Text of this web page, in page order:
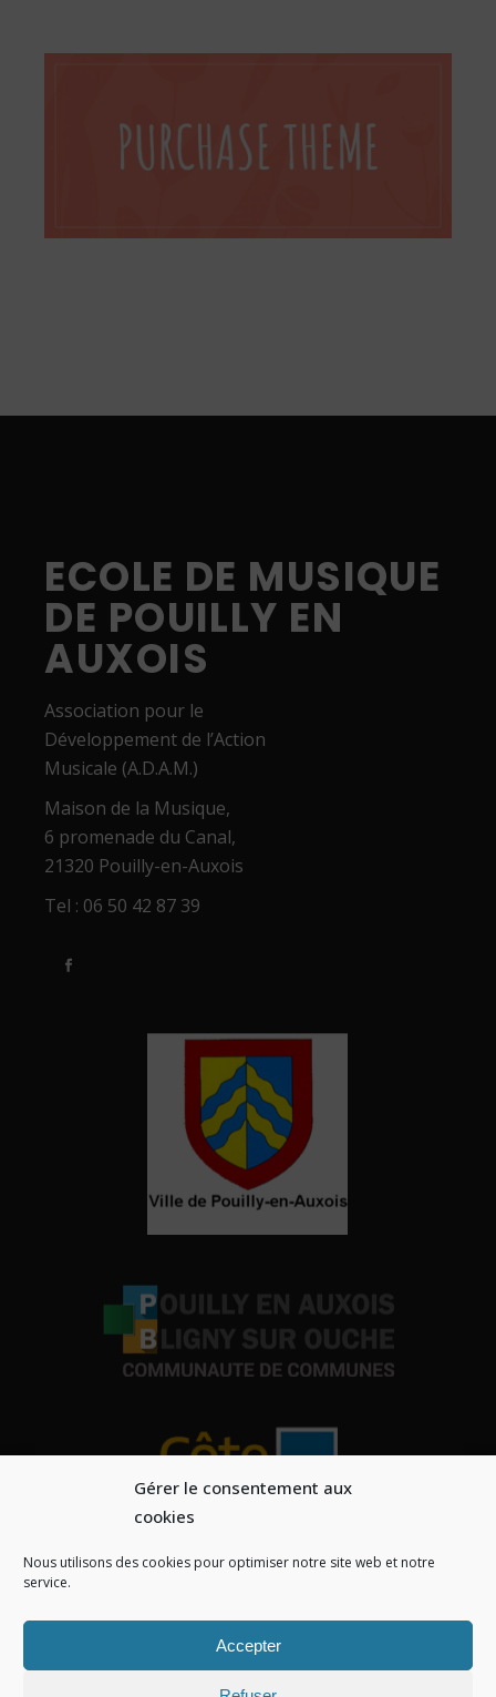
Gérer le consentement aux
cookies
Nous utilisons des cookies pour optimiser notre site web et notre
service.
Accepter
ECOLE DE MUSIQUE
DE POUILLY EN
AUXOIS
Association pour le
Développement de l’Action
Musicale (A.D.A.M.)
Maison de la Musique,
6 promenade du Canal,
21320 Pouilly-en-Auxois
Tel : 06 50 42 87 39